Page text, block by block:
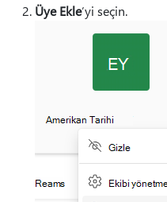
Üye Ekle’yi seçin.